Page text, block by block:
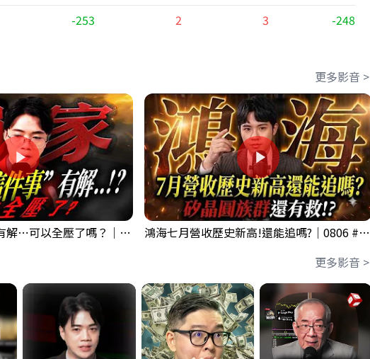
-253 2 3 -248
更多影音 >
【獨家】週五這事有解⋯可以全壓了嗎？｜錢進大趨勢 Mr.智霖 陳 2026/08/06 鴻海七月營收歷史新高!還能追嗎?｜0806 #2317 #2317鴻海 #矽晶圓
更多影音 >